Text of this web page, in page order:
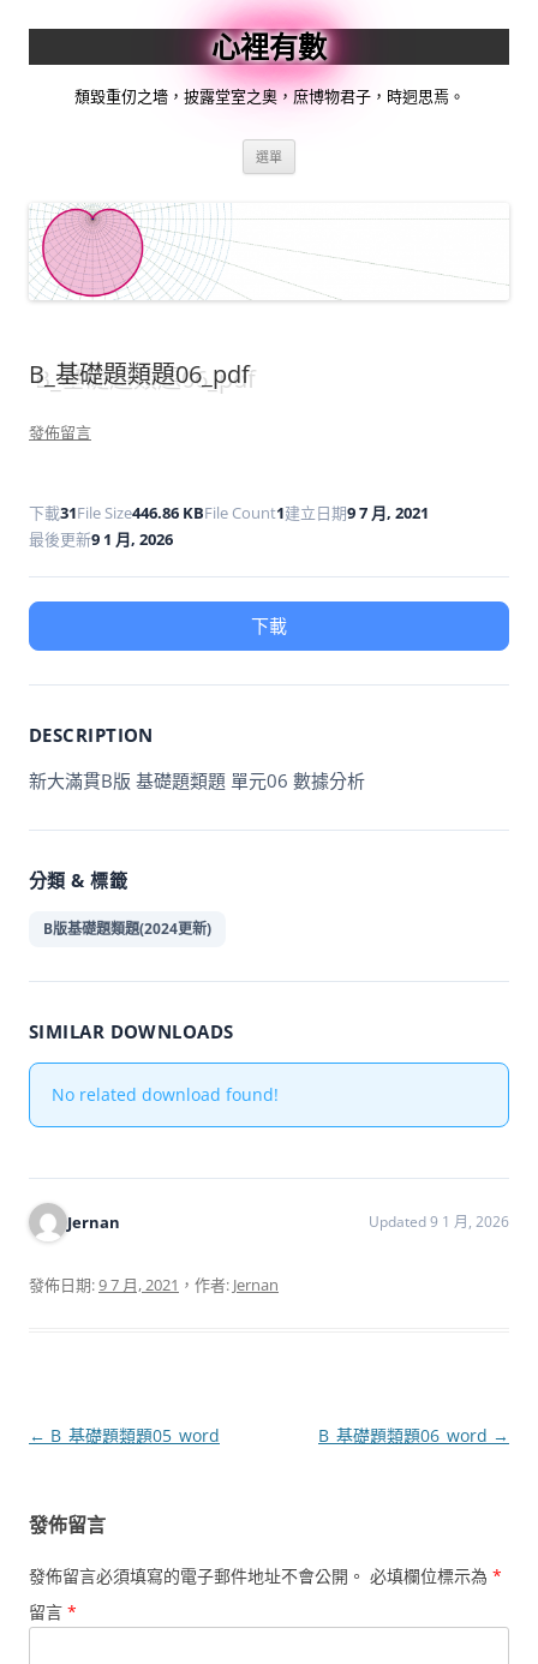
至
心裡有數
頹毀重仞之墻，披露堂室之奧，庶博物君子，時迵思焉。
選單
B_基礎題類題06_pdf
發佈留言
下載31File Size446.86 KBFile Count1建立日期9 7 月, 2021
最後更新9 1 月, 2026
下載
DESCRIPTION
新大滿貫B版 基礎題類題 單元06 數據分析
分類 & 標籤
B版基礎題類題(2024更新)
SIMILAR DOWNLOADS
No related download found!
Jernan Updated 9 1 月, 2026
發佈日期:9 7 月, 2021 ，作者: Jernan
文
覽
← B_基礎題類題05_word B_基礎題類題06_word →
發佈留言
發佈留言必須填寫的電子郵件地址不會公開。 必填欄位標示為 *
留言 *